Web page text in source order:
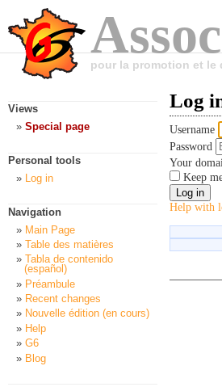
pour la promotion et le
Log
Username
Password
Your
Keep
Help with
Views
Special page
Personal tools
Log in
Navigation
Main Page
Table des matières
Tabla de contenido
(español)
Préambule
Recent changes
Nouvelle édition (en cours)
Help
G6
Blog